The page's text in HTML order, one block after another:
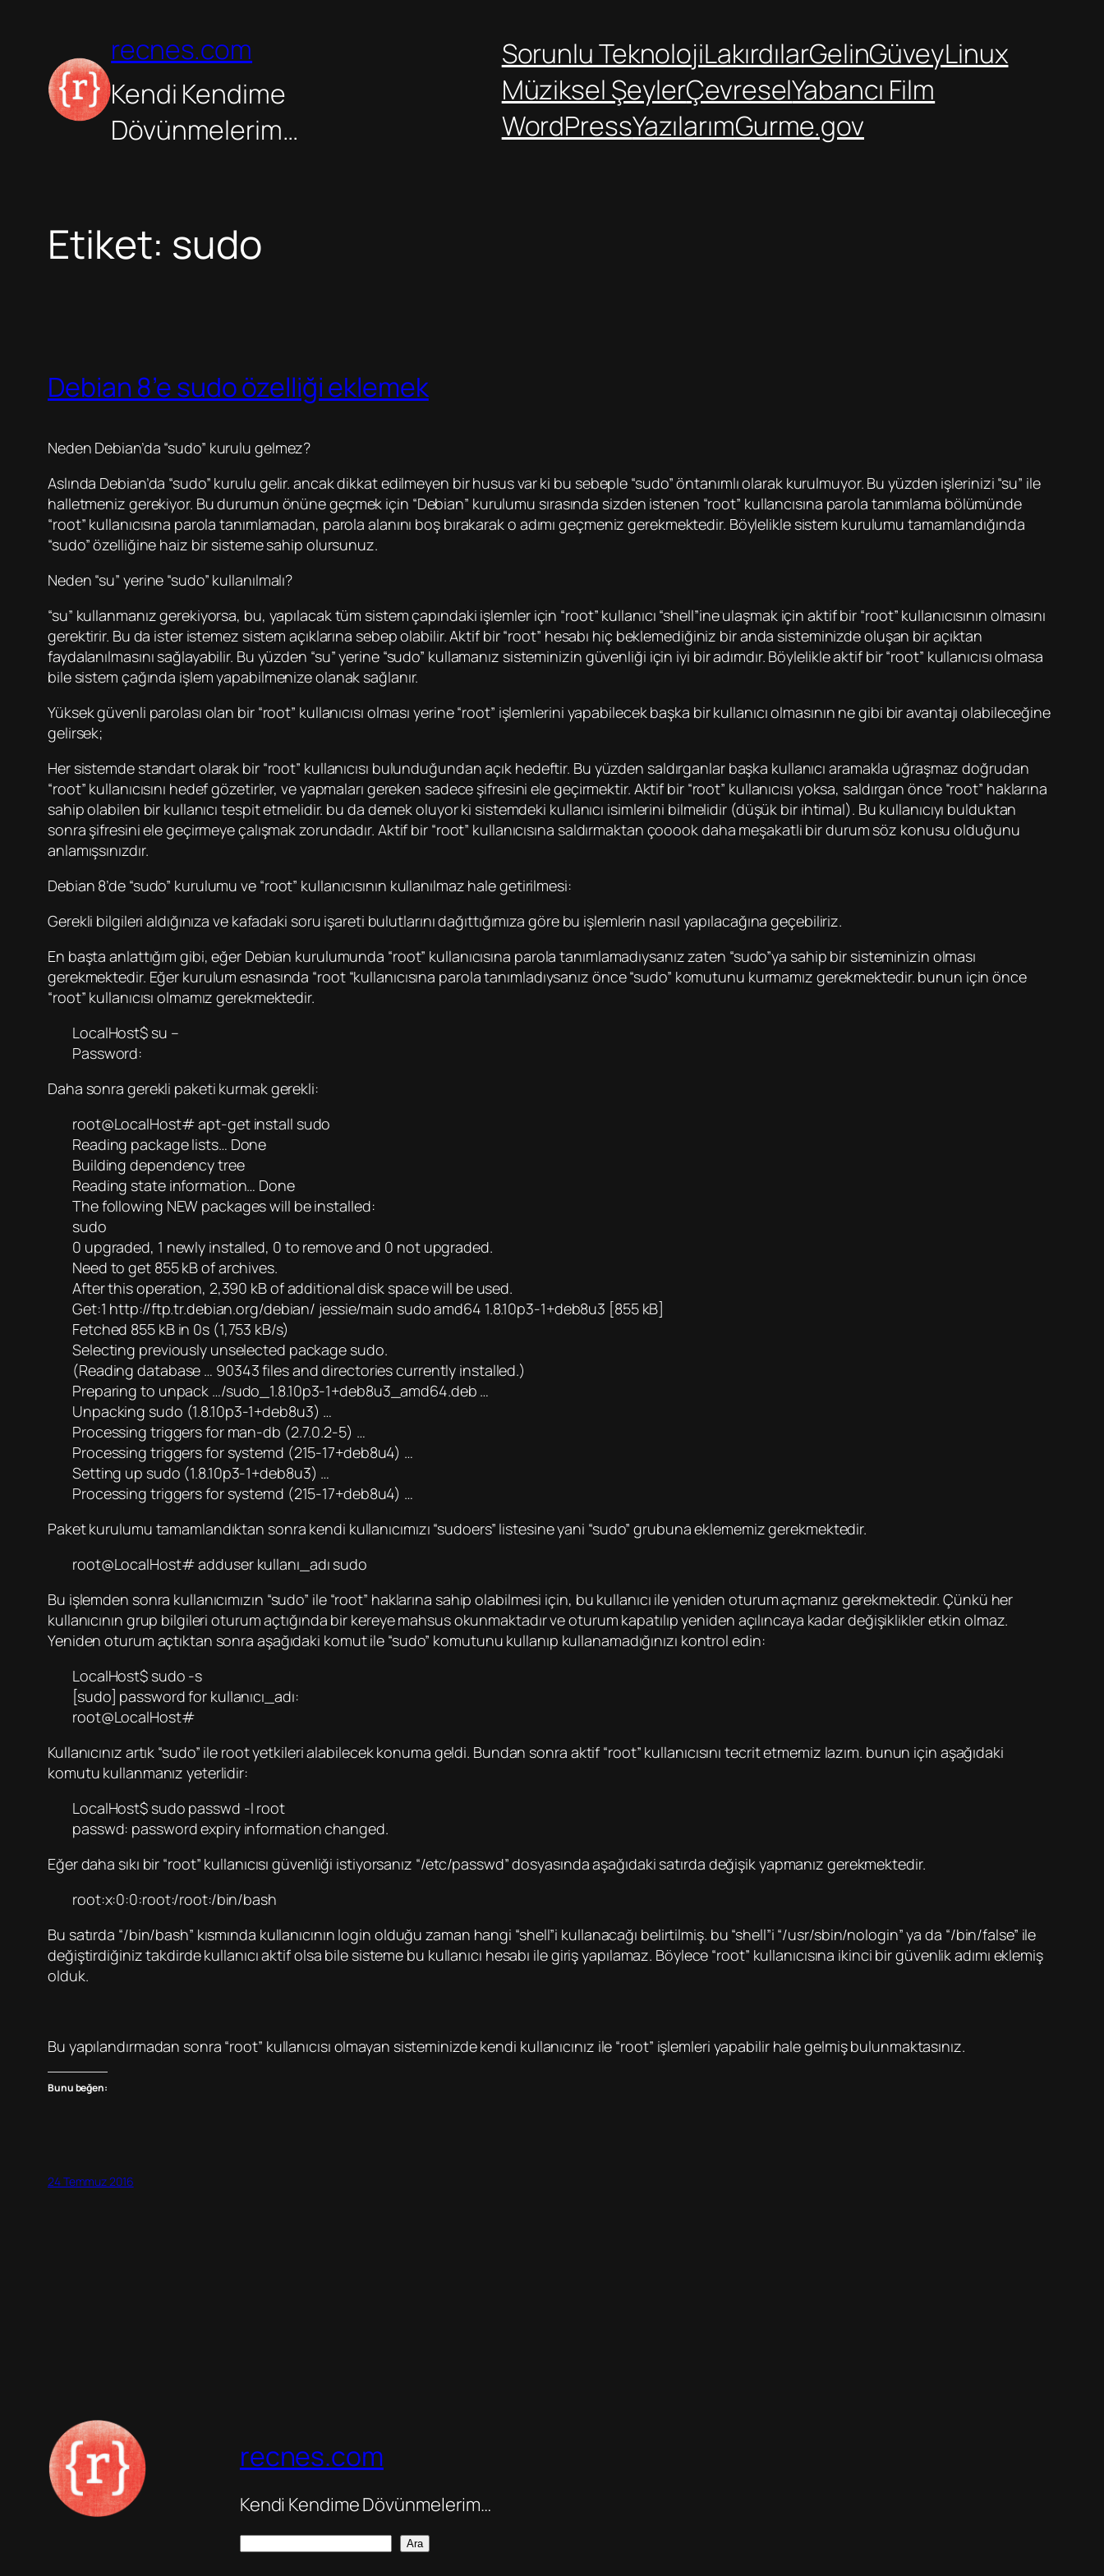
recnes.com
Kendi Kendime
Dövünmelerim…
Sorunlu TeknolojiLakırdılarGelinGüveyLinux
Müziksel ŞeylerÇevreselYabancı Film
WordPressYazılarımGurme.gov
Etiket: sudo
Debian 8’e sudo özelliği eklemek
Neden Debian’da “sudo” kurulu gelmez?
Aslında Debian’da “sudo” kurulu gelir. ancak dikkat edilmeyen bir husus var ki bu sebeple “sudo” öntanımlı olarak kurulmuyor. Bu yüzden işlerinizi “su” ile
halletmeniz gerekiyor. Bu durumun önüne geçmek için “Debian” kurulumu sırasında sizden istenen “root” kullancısına parola tanımlama bölümünde
“root” kullanıcısına parola tanımlamadan, parola alanını boş bırakarak o adımı geçmeniz gerekmektedir. Böylelikle sistem kurulumu tamamlandığında
“sudo” özelliğine haiz bir sisteme sahip olursunuz.
Neden “su” yerine “sudo” kullanılmalı?
“su” kullanmanız gerekiyorsa, bu, yapılacak tüm sistem çapındaki işlemler için “root” kullanıcı “shell”ine ulaşmak için aktif bir “root” kullanıcısının olmasını
gerektirir. Bu da ister istemez sistem açıklarına sebep olabilir. Aktif bir “root” hesabı hiç beklemediğiniz bir anda sisteminizde oluşan bir açıktan
faydalanılmasını sağlayabilir. Bu yüzden “su” yerine “sudo” kullamanız sisteminizin güvenliği için iyi bir adımdır. Böylelikle aktif bir “root” kullanıcısı olmasa
bile sistem çağında işlem yapabilmenize olanak sağlanır.
Yüksek güvenli parolası olan bir “root” kullanıcısı olması yerine “root” işlemlerini yapabilecek başka bir kullanıcı olmasının ne gibi bir avantajı olabileceğine
gelirsek;
Her sistemde standart olarak bir “root” kullanıcısı bulunduğundan açık hedeftir. Bu yüzden saldırganlar başka kullanıcı aramakla uğraşmaz doğrudan
“root” kullanıcısını hedef gözetirler, ve yapmaları gereken sadece şifresini ele geçirmektir. Aktif bir “root” kullanıcısı yoksa, saldırgan önce “root” haklarına
sahip olabilen bir kullanıcı tespit etmelidir. bu da demek oluyor ki sistemdeki kullanıcı isimlerini bilmelidir (düşük bir ihtimal). Bu kullanıcıyı bulduktan
sonra şifresini ele geçirmeye çalışmak zorundadır. Aktif bir “root” kullanıcısına saldırmaktan çooook daha meşakatli bir durum söz konusu olduğunu
anlamışsınızdır.
Debian 8’de “sudo” kurulumu ve “root” kullanıcısının kullanılmaz hale getirilmesi:
Gerekli bilgileri aldığınıza ve kafadaki soru işareti bulutlarını dağıttığımıza göre bu işlemlerin nasıl yapılacağına geçebiliriz.
En başta anlattığım gibi, eğer Debian kurulumunda “root” kullanıcısına parola tanımlamadıysanız zaten “sudo”ya sahip bir sisteminizin olması
gerekmektedir. Eğer kurulum esnasında “root “kullanıcısına parola tanımladıysanız önce “sudo” komutunu kurmamız gerekmektedir. bunun için önce
“root” kullanıcısı olmamız gerekmektedir.
LocalHost$ su –
Password:
Daha sonra gerekli paketi kurmak gerekli:
root@LocalHost# apt-get install sudo
Reading package lists… Done
Building dependency tree
Reading state information… Done
The following NEW packages will be installed:
sudo
0 upgraded, 1 newly installed, 0 to remove and 0 not upgraded.
Need to get 855 kB of archives.
After this operation, 2,390 kB of additional disk space will be used.
Get:1 http://ftp.tr.debian.org/debian/ jessie/main sudo amd64 1.8.10p3-1+deb8u3 [855 kB]
Fetched 855 kB in 0s (1,753 kB/s)
Selecting previously unselected package sudo.
(Reading database … 90343 files and directories currently installed.)
Preparing to unpack …/sudo_1.8.10p3-1+deb8u3_amd64.deb …
Unpacking sudo (1.8.10p3-1+deb8u3) …
Processing triggers for man-db (2.7.0.2-5) …
Processing triggers for systemd (215-17+deb8u4) …
Setting up sudo (1.8.10p3-1+deb8u3) …
Processing triggers for systemd (215-17+deb8u4) …
Paket kurulumu tamamlandıktan sonra kendi kullanıcımızı “sudoers” listesine yani “sudo” grubuna eklememiz gerekmektedir.
root@LocalHost# adduser kullanı_adı sudo
Bu işlemden sonra kullanıcımızın “sudo” ile “root” haklarına sahip olabilmesi için, bu kullanıcı ile yeniden oturum açmanız gerekmektedir. Çünkü her
kullanıcının grup bilgileri oturum açtığında bir kereye mahsus okunmaktadır ve oturum kapatılıp yeniden açılıncaya kadar değişiklikler etkin olmaz.
Yeniden oturum açtıktan sonra aşağıdaki komut ile “sudo” komutunu kullanıp kullanamadığınızı kontrol edin:
LocalHost$ sudo -s
[sudo] password for kullanıcı_adı:
root@LocalHost#
Kullanıcınız artık “sudo” ile root yetkileri alabilecek konuma geldi. Bundan sonra aktif “root” kullanıcısını tecrit etmemiz lazım. bunun için aşağıdaki
komutu kullanmanız yeterlidir:
LocalHost$ sudo passwd -l root
passwd: password expiry information changed.
Eğer daha sıkı bir “root” kullanıcısı güvenliği istiyorsanız “/etc/passwd” dosyasında aşağıdaki satırda değişik yapmanız gerekmektedir.
root:x:0:0:root:/root:/bin/bash
Bu satırda “/bin/bash” kısmında kullanıcının login olduğu zaman hangi “shell”i kullanacağı belirtilmiş. bu “shell”i “/usr/sbin/nologin” ya da “/bin/false” ile
değiştirdiğiniz takdirde kullanıcı aktif olsa bile sisteme bu kullanıcı hesabı ile giriş yapılamaz. Böylece “root” kullanıcısına ikinci bir güvenlik adımı eklemiş
olduk.
Bu yapılandırmadan sonra “root” kullanıcısı olmayan sisteminizde kendi kullanıcınız ile “root” işlemleri yapabilir hale gelmiş bulunmaktasınız.
Bunu beğen:
24 Temmuz 2016
recnes.com
Kendi Kendime Dövünmelerim…
A
Ara